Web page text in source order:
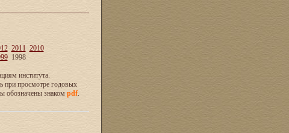
2011 2010
1998
института.
при просмотре годовых
обозначены знаком pdf.